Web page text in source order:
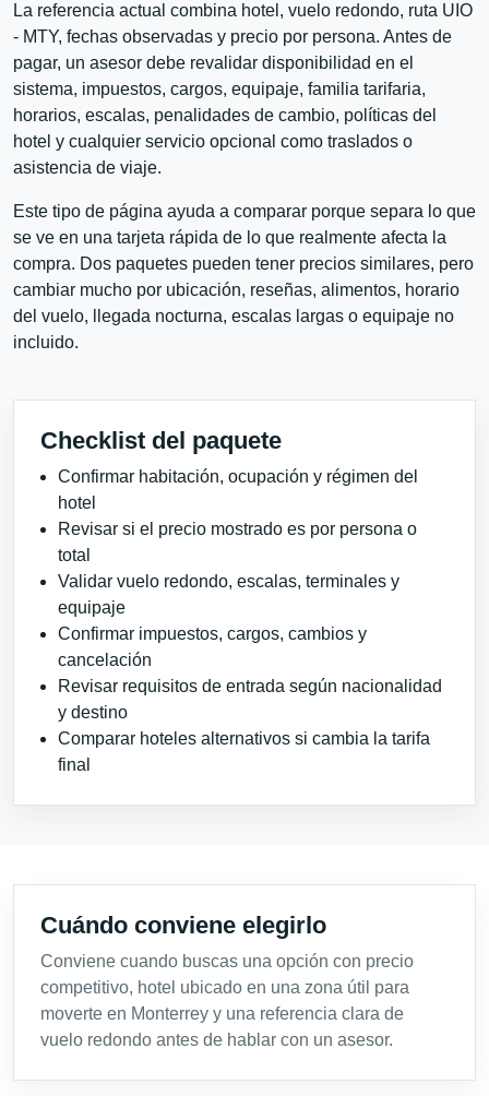
La referencia actual combina hotel, vuelo redondo, ruta UIO
- MTY, fechas observadas y precio por persona. Antes de
pagar, un asesor debe revalidar disponibilidad en el
sistema, impuestos, cargos, equipaje, familia tarifaria,
horarios, escalas, penalidades de cambio, políticas del
hotel y cualquier servicio opcional como traslados o
asistencia de viaje.
Este tipo de página ayuda a comparar porque separa lo que
se ve en una tarjeta rápida de lo que realmente afecta la
compra. Dos paquetes pueden tener precios similares, pero
cambiar mucho por ubicación, reseñas, alimentos, horario
del vuelo, llegada nocturna, escalas largas o equipaje no
incluido.
Checklist del paquete
Confirmar habitación, ocupación y régimen del
hotel
Revisar si el precio mostrado es por persona o
total
Validar vuelo redondo, escalas, terminales y
equipaje
Confirmar impuestos, cargos, cambios y
cancelación
Revisar requisitos de entrada según nacionalidad
y destino
Comparar hoteles alternativos si cambia la tarifa
final
Cuándo conviene elegirlo
Conviene cuando buscas una opción con precio
competitivo, hotel ubicado en una zona útil para
moverte en Monterrey y una referencia clara de
vuelo redondo antes de hablar con un asesor.